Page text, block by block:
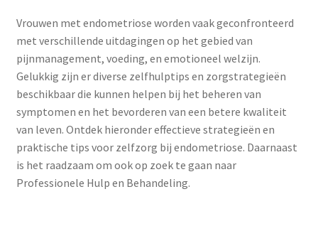
Menstruatieondergoed
Menstruatiepijn
Menstruatiesponsjes
Tampons
Vrouwen met endometriose worden vaak geconfronteerd
met verschillende uitdagingen op het gebied van
pijnmanagement, voeding, en emotioneel welzijn.
Gelukkig zijn er diverse zelfhulptips en zorgstrategieën
beschikbaar die kunnen helpen bij het beheren van
symptomen en het bevorderen van een betere kwaliteit
van leven. Ontdek hieronder effectieve strategieën en
praktische tips voor zelfzorg bij endometriose. Daarnaast
is het raadzaam om ook op zoek te gaan naar
Professionele Hulp en Behandeling.